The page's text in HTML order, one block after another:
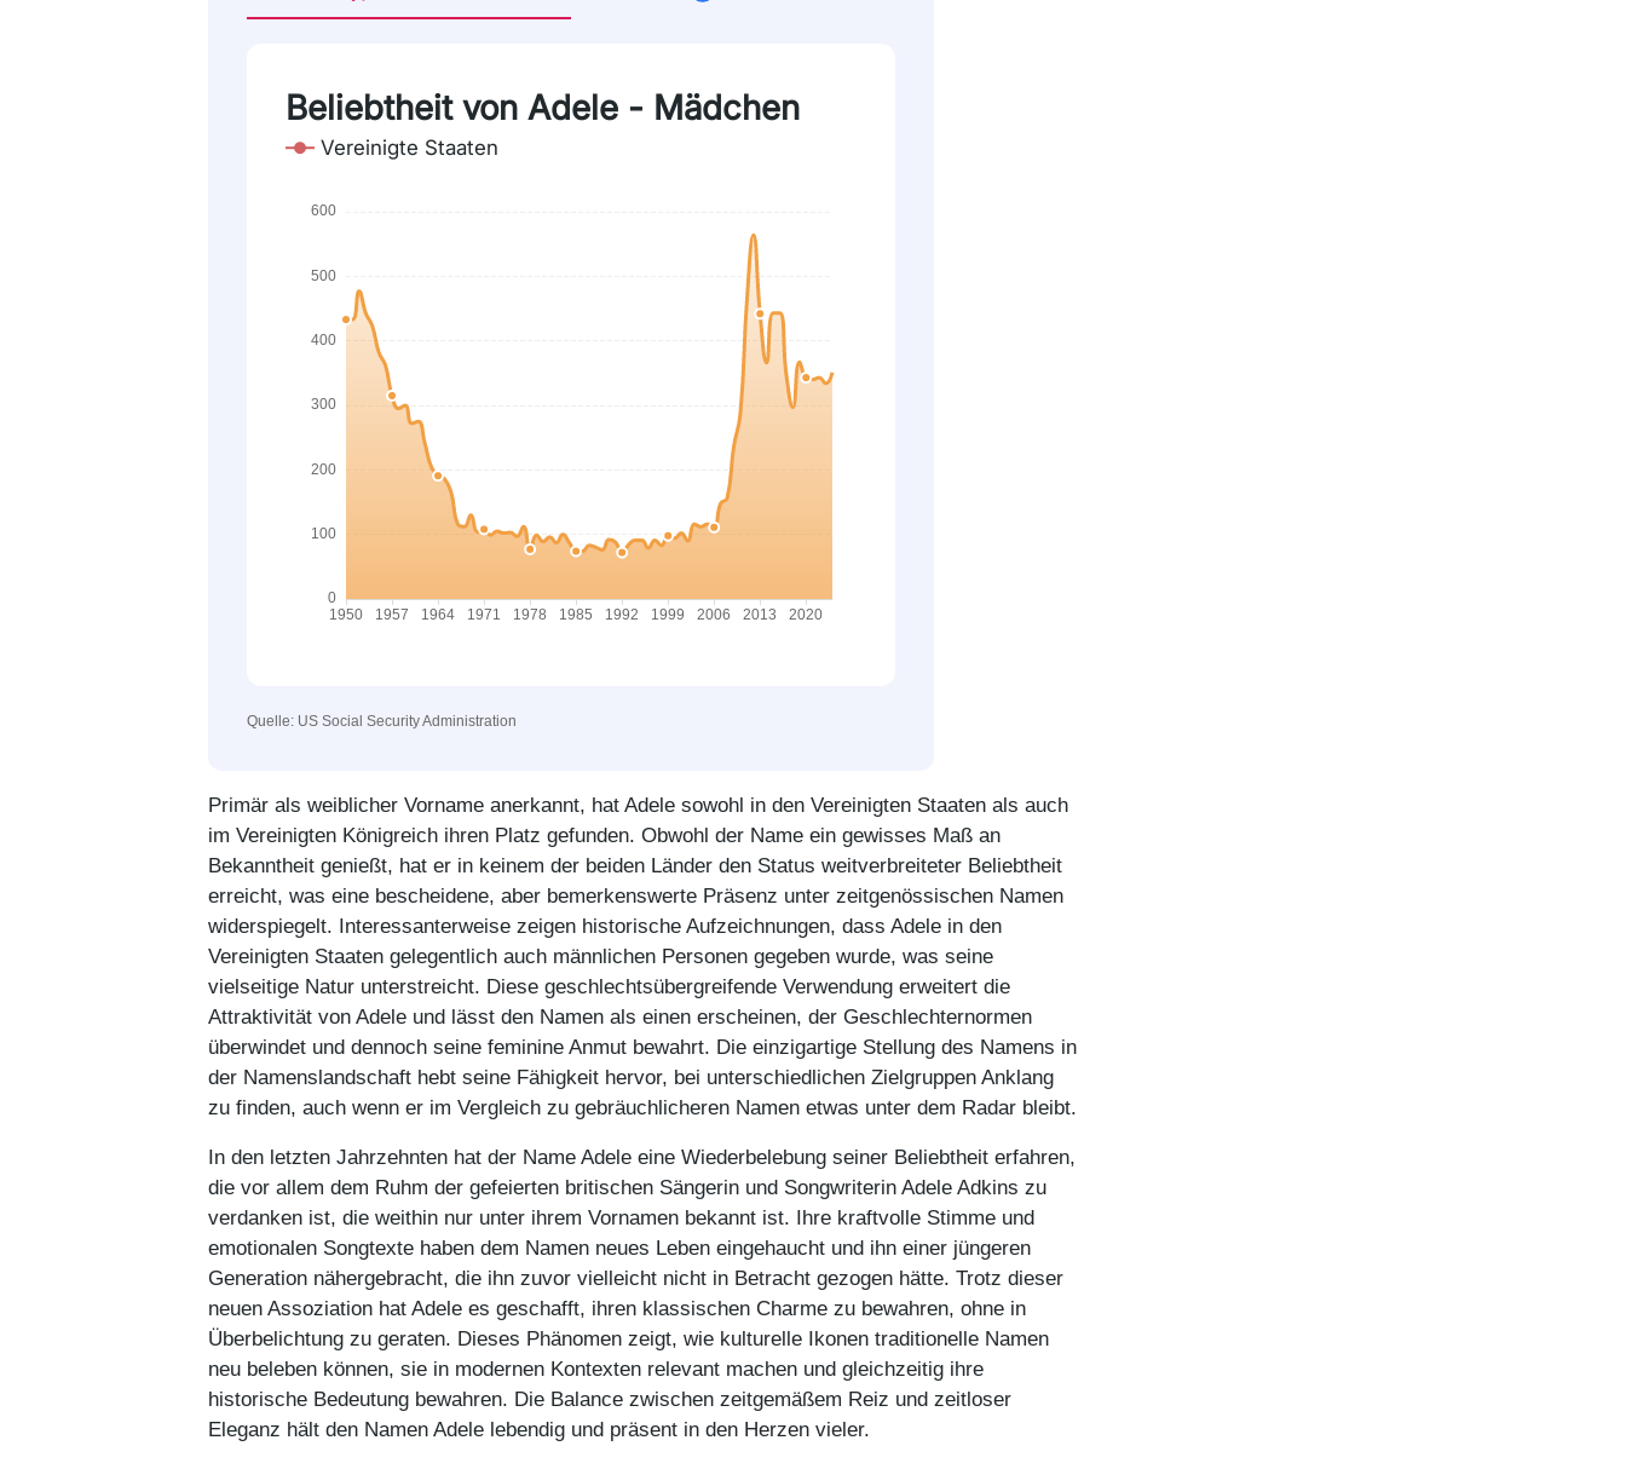
Beliebtheit von Adele - Mädchen
Vereinigte Staaten
Quelle: US Social Security Administration
Primär als weiblicher Vorname anerkannt, hat Adele sowohl in den Vereinigten Staaten als auch
im Vereinigten Königreich ihren Platz gefunden. Obwohl der Name ein gewisses Maß an
Bekanntheit genießt, hat er in keinem der beiden Länder den Status weitverbreiteter Beliebtheit
erreicht, was eine bescheidene, aber bemerkenswerte Präsenz unter zeitgenössischen Namen
widerspiegelt. Interessanterweise zeigen historische Aufzeichnungen, dass Adele in den
Vereinigten Staaten gelegentlich auch männlichen Personen gegeben wurde, was seine
vielseitige Natur unterstreicht. Diese geschlechtsübergreifende Verwendung erweitert die
Attraktivität von Adele und lässt den Namen als einen erscheinen, der Geschlechternormen
überwindet und dennoch seine feminine Anmut bewahrt. Die einzigartige Stellung des Namens in
der Namenslandschaft hebt seine Fähigkeit hervor, bei unterschiedlichen Zielgruppen Anklang
zu finden, auch wenn er im Vergleich zu gebräuchlicheren Namen etwas unter dem Radar bleibt.
In den letzten Jahrzehnten hat der Name Adele eine Wiederbelebung seiner Beliebtheit erfahren,
die vor allem dem Ruhm der gefeierten britischen Sängerin und Songwriterin Adele Adkins zu
verdanken ist, die weithin nur unter ihrem Vornamen bekannt ist. Ihre kraftvolle Stimme und
emotionalen Songtexte haben dem Namen neues Leben eingehaucht und ihn einer jüngeren
Generation nähergebracht, die ihn zuvor vielleicht nicht in Betracht gezogen hätte. Trotz dieser
neuen Assoziation hat Adele es geschafft, ihren klassischen Charme zu bewahren, ohne in
Überbelichtung zu geraten. Dieses Phänomen zeigt, wie kulturelle Ikonen traditionelle Namen
neu beleben können, sie in modernen Kontexten relevant machen und gleichzeitig ihre
historische Bedeutung bewahren. Die Balance zwischen zeitgemäßem Reiz und zeitloser
Eleganz hält den Namen Adele lebendig und präsent in den Herzen vieler.